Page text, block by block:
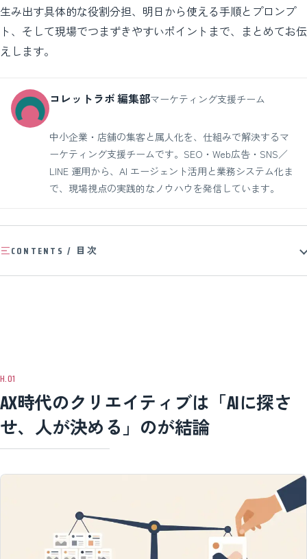
生み出す具体的な役割分担、明日から使える手順とプロンプ
ト、そして現場でつまずきやすいポイントまで、まとめてお伝
えします。
コレットラボ 編集部マーケティング支援チーム
中小企業・店舗の集客と属人化を、仕組みで解決するマ
ーケティング支援チームです。SEO・Web広告・SNS／
LINE 運用から、AI エージェント活用と業務システム化ま
で、現場視点の実践的なノウハウを発信しています。
CONTENTS / 目次
AX時代のクリエイティブは「AIに探さ
せ、人が決める」のが結論